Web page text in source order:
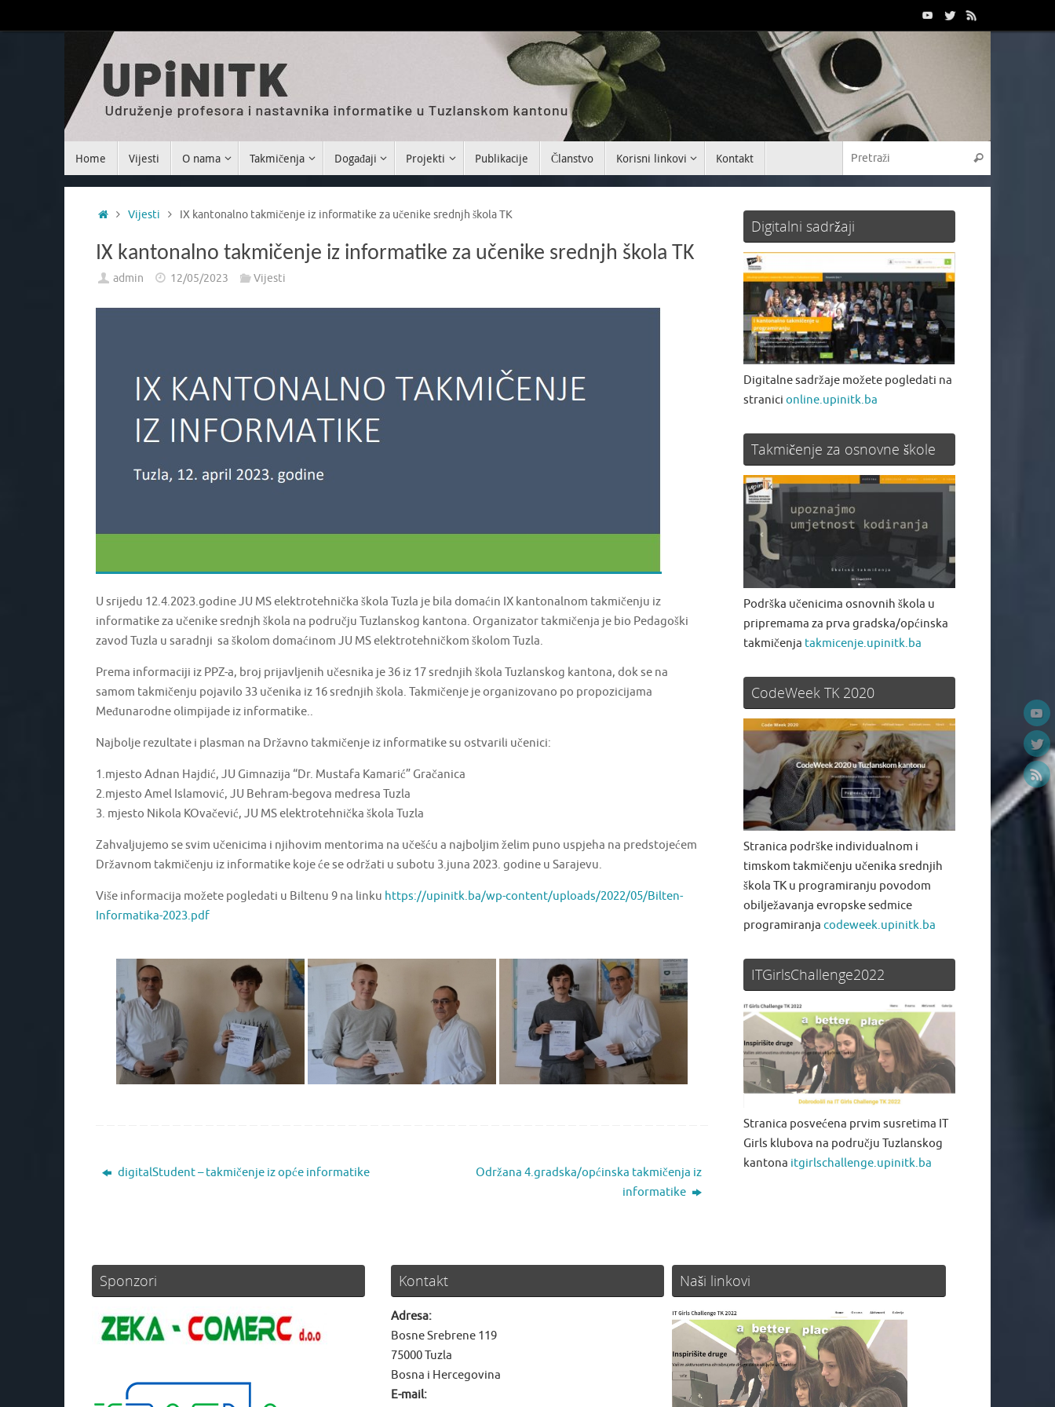
Home Vijesti O nama Takmičenja Događaji Projekti Publikacije Članstvo Korisni linkovi Kontakt
Vijesti IX kantonalno takmičenje iz informatike za učenike srednjh škola TK
IX kantonalno takmičenje iz informatike za učenike srednjh škola TK
admin 12/05/2023 Vijesti
U srijedu 12.4.2023.godine JU MS elektrotehnička škola Tuzla je bila domaćin IX kantonalnom takmičenju iz
informatike za učenike srednjh škola na području Tuzlanskog kantona. Organizator takmičenja je bio Pedagoški
zavod Tuzla u saradnji sa školom domaćinom JU MS elektrotehničkom školom Tuzla.
Prema informaciji iz PPZ-a, broj prijavljenih učesnika je 36 iz 17 srednjih škola Tuzlanskog kantona, dok se na
samom takmičenju pojavilo 33 učenika iz 16 srednjih škola. Takmičenje je organizovano po propozicijama
Međunarodne olimpijade iz informatike..
Najbolje rezultate i plasman na Državno takmičenje iz informatike su ostvarili učenici:
1.mjesto Adnan Hajdić, JU Gimnazija “Dr. Mustafa Kamarić” Gračanica
2.mjesto Amel Islamović, JU Behram-begova medresa Tuzla
3. mjesto Nikola KOvačević, JU MS elektrotehnička škola Tuzla
Zahvaljujemo se svim učenicima i njihovim mentorima na učešću a najboljim želim puno uspjeha na predstojećem
Državnom takmičenju iz informatike koje će se održati u subotu 3.juna 2023. godine u Sarajevu.
Više informacija možete pogledati u Biltenu 9 na linku https://upinitk.ba/wp-content/uploads/2022/05/Bilten-
Informatika-2023.pdf
digitalStudent – takmičenje iz opće informatike
Održana 4.gradska/općinska takmičenja iz
informatike
Digitalni sadržaji
Digitalne sadržaje možete pogledati na
stranici online.upinitk.ba
Takmičenje za osnovne škole
Podrška učenicima osnovnih škola u
pripremama za prva gradska/općinska
takmičenja takmicenje.upinitk.ba
CodeWeek TK 2020
Stranica podrške individualnom i
timskom takmičenju učenika srednjih
škola TK u programiranju povodom
obilježavanja evropske sedmice
programiranja codeweek.upinitk.ba
ITGirlsChallenge2022
Stranica posvećena prvim susretima IT
Girls klubova na području Tuzlanskog
kantona itgirlschallenge.upinitk.ba
Sponzori Kontakt
Adresa:
Bosne Srebrene 119
75000 Tuzla
Bosna i Hercegovina
E-mail:
Naši linkovi